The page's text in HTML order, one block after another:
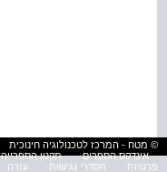
© מטח - המרכז לטכנולוגיה חינוכית
אינדקס הספרים
תקנון הספרייה
פרטיות
הסדרי נגישות עזרה